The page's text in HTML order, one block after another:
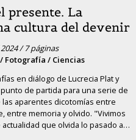
presente. La
cultura del devenir
/ 7 páginas
Fotografía / Ciencias
en diálogo de Lucrecia Plat y
de partida para una serie de
aparentes dicotomías entre
entre memoria y olvido. "Vivimos
que olvida lo pasado a…